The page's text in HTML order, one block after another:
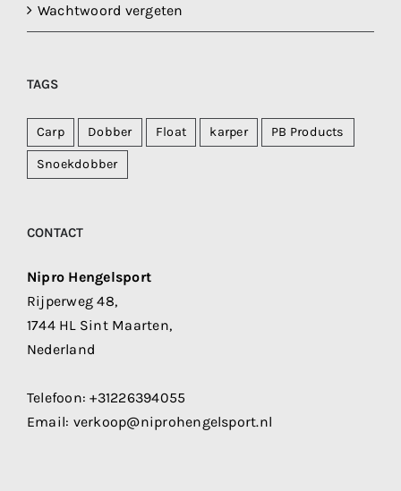
Wachtwoord vergeten
TAGS
Carp Dobber Float karper PB Products
Snoekdobber
CONTACT
Nipro Hengelsport
Rijperweg 48,
1744 HL Sint Maarten,
Nederland
Telefoon:+31226394055
Email: verkoop@niprohengelsport.nl